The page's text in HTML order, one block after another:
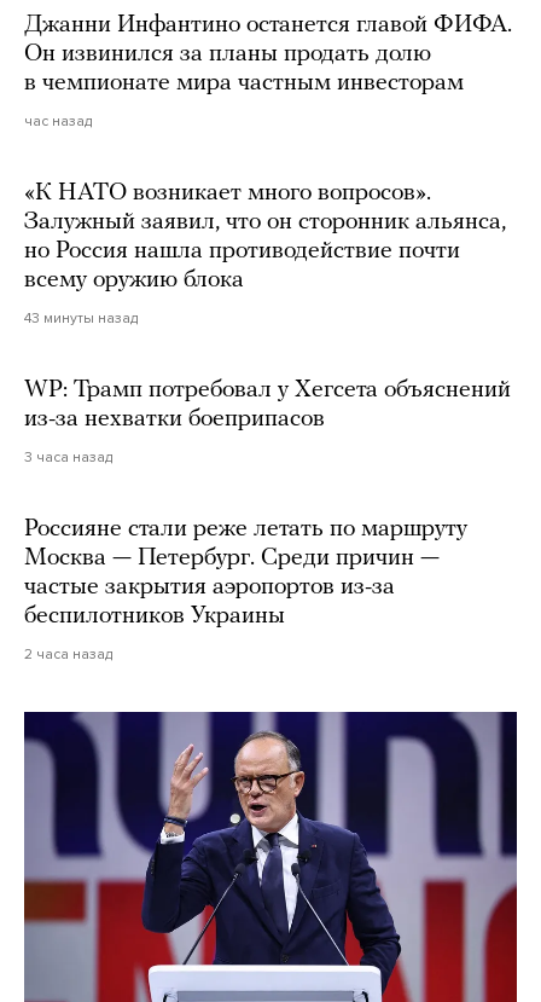
Джанни Инфантино останется главой ФИФА.
Он извинился за планы продать долю
в чемпионате мира частным инвесторам
час назад
«К НАТО возникает много вопросов».
Залужный заявил, что он сторонник альянса,
но Россия нашла противодействие почти
всему оружию блока
43 минуты назад
WP: Трамп потребовал у Хегсета объяснений
из-за нехватки боеприпасов
3 часа назад
Россияне стали реже летать по маршруту
Москва — Петербург. Среди причин —
частые закрытия аэропортов из-за
беспилотников Украины
2 часа назад